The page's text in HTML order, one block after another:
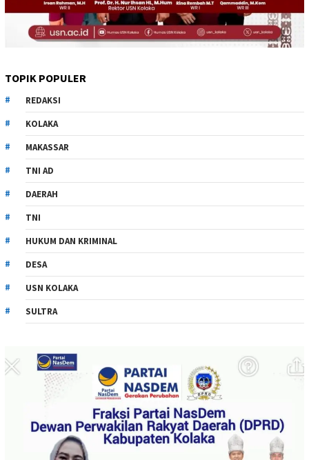
TOPIK POPULER
REDAKSI
KOLAKA
MAKASSAR
TNI AD
DAERAH
TNI
HUKUM DAN KRIMINAL
DESA
USN KOLAKA
SULTRA